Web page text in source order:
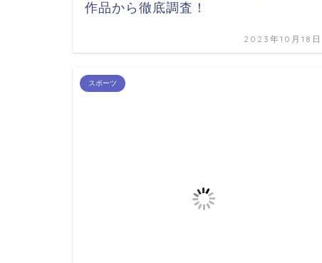
作品から徹底調査！
2023年10月18日
スポーツ